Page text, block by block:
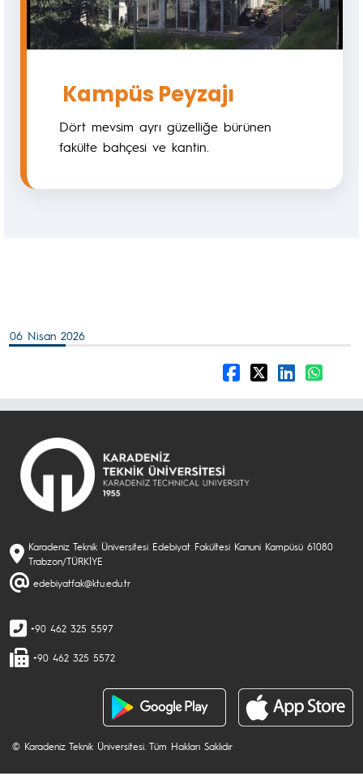
Kampüs Peyzajı
Dört mevsim ayrı güzelliğe bürünen
fakülte bahçesi ve kantin.
06 Nisan 2026
Karadeniz Teknik Üniversitesi Edebiyat Fakültesi Kanuni Kampüsü 61080
Trabzon/TÜRKİYE
edebiyatfak@ktu.edu.tr
+90 462 325 5597
+90 462 325 5572
© Karadeniz Teknik Üniversitesi. Tüm Hakları Saklıdır